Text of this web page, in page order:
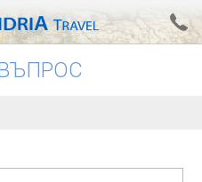
Проверка на резервация